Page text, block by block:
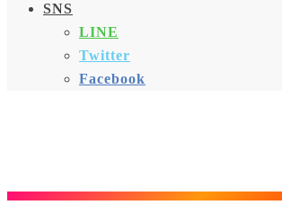
SNS
LINE
Twitter
Facebook